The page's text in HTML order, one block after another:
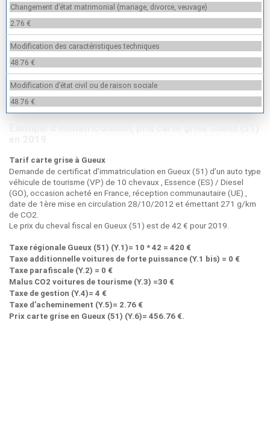
Changement d’état matrimonial (mariage, divorce, veuvage)
2.76 €
Modification des caractéristiques techniques
48.76 €
Modification d’état civil ou de raison sociale
48.76 €
Tarif carte grise à Gueux
Demande de certificat d’immatriculation en Gueux (51) d’un auto type
véhicule de tourisme (VP) de 10 chevaux , Essence (ES) / Diesel
(GO), occasion acheté en France, réception communautaire (UE) ,
date de 1ère mise en circulation 28/10/2012 et émettant 271 g/km
de CO2.
Le prix du cheval fiscal en Gueux (51) est de 42 € pour 2019.
Taxe régionale Gueux (51) (Y.1)= 10 * 42 = 420 €
Taxe additionnelle voitures de forte puissance (Y.1 bis) = 0 €
Taxe parafiscale (Y.2) = 0 €
Malus CO2 voitures de tourisme (Y.3) =30 €
Taxe de gestion (Y.4)= 4 €
Taxe d’acheminement (Y.5)= 2.76 €
Prix carte grise en Gueux (51) (Y.6)= 456.76 €.